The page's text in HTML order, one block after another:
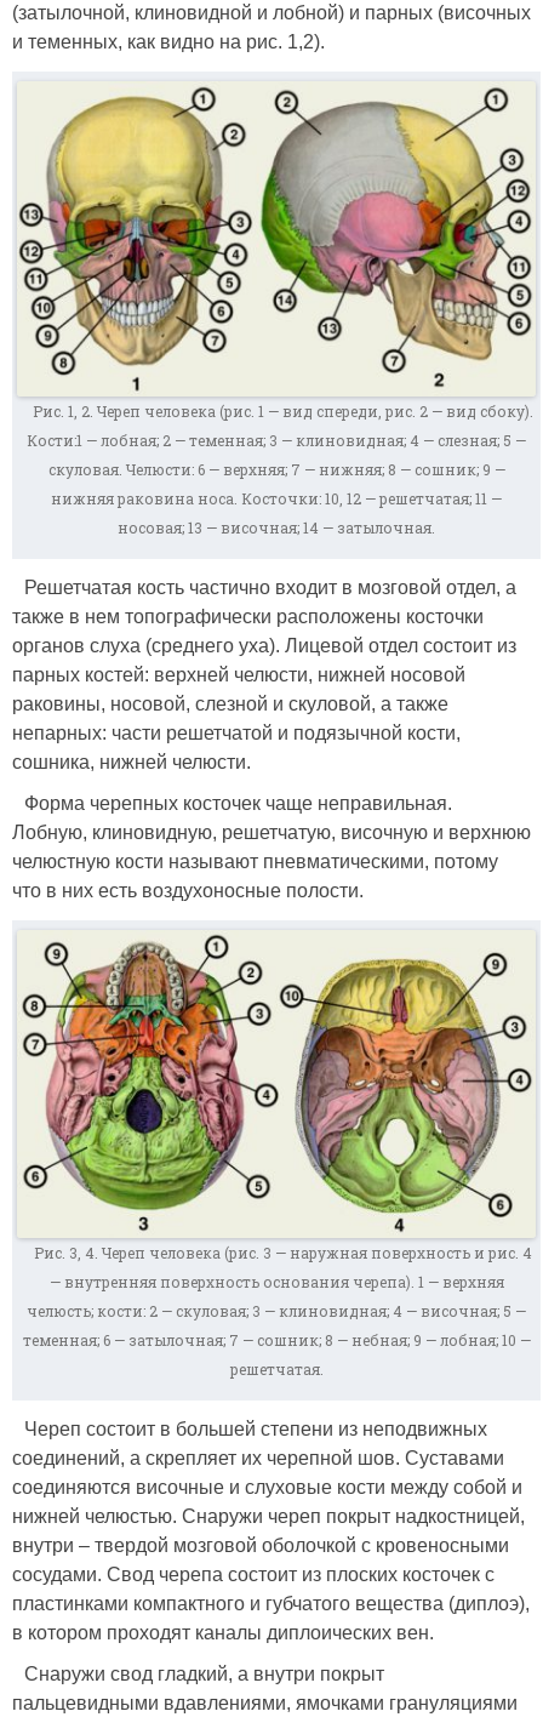
(затылочной, клиновидной и лобной) и парных (височных
и теменных, как видно на рис. 1,2).
Рис. 1, 2. Череп человека (рис. 1 — вид спереди, рис. 2 — вид сбоку).
Кости:1 — лобная; 2 — теменная; 3 — клиновидная; 4 — слезная; 5 —
скуловая. Челюсти: 6 — верхняя; 7 — нижняя; 8 — сошник; 9 —
нижняя раковина носа. Косточки: 10, 12 — решетчатая; 11 —
носовая; 13 — височная; 14 — затылочная.
Решетчатая кость частично входит в мозговой отдел, а
также в нем топографически расположены косточки
органов слуха (среднего уха). Лицевой отдел состоит из
парных костей: верхней челюсти, нижней носовой
раковины, носовой, слезной и скуловой, а также
непарных: части решетчатой и подязычной кости,
сошника, нижней челюсти.
Форма черепных косточек чаще неправильная.
Лобную, клиновидную, решетчатую, височную и верхнюю
челюстную кости называют пневматическими, потому
что в них есть воздухоносные полости.
Рис. 3, 4. Череп человека (рис. 3 — наружная поверхность и рис. 4
— внутренняя поверхность основания черепа). 1 — верхняя
челюсть; кости: 2 — скуловая; 3 — клиновидная; 4 — височная; 5 —
теменная; 6 — затылочная; 7 — сошник; 8 — небная; 9 — лобная; 10 —
решетчатая.
Череп состоит в большей степени из неподвижных
соединений, а скрепляет их черепной шов. Суставами
соединяются височные и слуховые кости между собой и
нижней челюстью. Снаружи череп покрыт надкостницей,
внутри – твердой мозговой оболочкой с кровеносными
сосудами. Свод черепа состоит из плоских косточек с
пластинками компактного и губчатого вещества (диплоэ),
в котором проходят каналы диплоических вен.
Снаружи свод гладкий, а внутри покрыт
пальцевидными вдавлениями, ямочками грануляциями